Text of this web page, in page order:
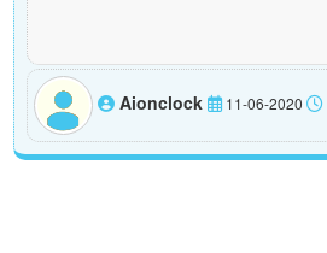
Aionclock 11-06-2020